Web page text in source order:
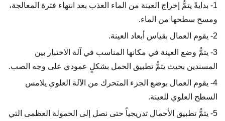
1- بدايةً يتمُّ إخراج العينة من الماء العذب بعد انتهاء فترة المعالجة،
ومسح سطحها من الماء.
2- يقوم العمال بقياس أبعاد العينة.
3- يتمُّ وضع العينة في مكانها المناسب في آلة الاختبار بين
المسندين بحيث يتمُّ تطبيق الحمل بشكلٍ عمودي على وجه الصب.
4- يقوم العمال بوضع الجزء المتحرك من الآلة العلوي يلامس
السطح العلوي للعينة.
5- يتمُّ تطبيق الأحمال تدريجياً حتى نصل إلى الحمولة العظمى التي